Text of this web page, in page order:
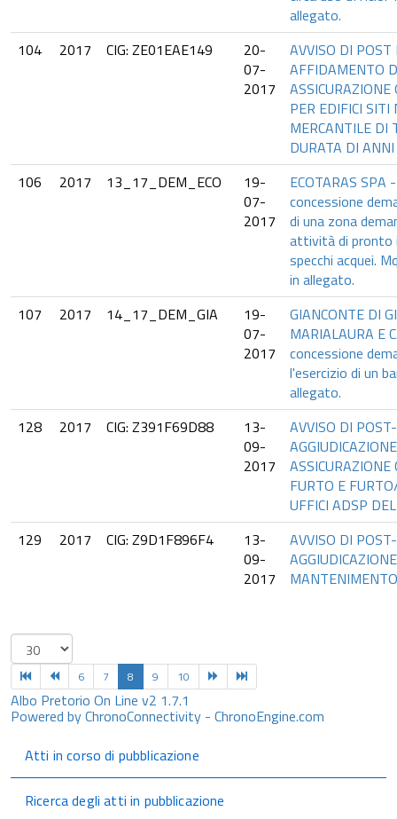
allegato.
104
2017 CIG: ZE01EAE149
20-
07-
2017
AVVISO DI
AFFIDAMENTO
PER EDIFICI SITI
MERCANTILE DI
DURATA DI
106
2017 13_17_DEM_ECO
19-
07-
2017
ECOTARAS
concessione
di una zona
attività di pronto
specchi acquei.
in allegato.
107
2017 14_17_DEM_GIA
19-
07-
2017
GIANCONTE DI
MARIALAURA E
concessione
l'esercizio di un
allegato.
128
2017 CIG: Z391F69D88
13-
09-
2017
AVVISO DI
ASSICURAZIONE
FURTO E
UFFICI ADSP
129
2017 CIG: Z9D1F896F4
13-
09-
2017
AVVISO DI
6 7 8 9 10
Albo Pretorio On Line v2 1.7.1
Powered by ChronoConnectivity - ChronoEngine.com
Atti in corso di pubblicazione
Ricerca degli atti in pubblicazione